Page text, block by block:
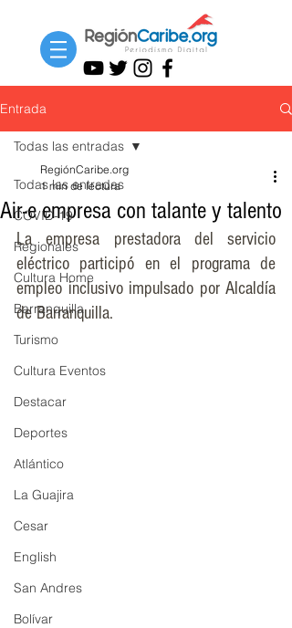
Entrada
Todas las entradas
COVID-19
Regionales
Cultura Home
Barranquilla
Turismo
Cultura Eventos
Destacar
Deportes
Atlántico
La Guajira
Cesar
English
San Andres
Bolívar
Todas las entradas
Air-e empresa con talante y talento
RegiónCaribe.org
1 min de lectura
La empresa prestadora del servicio
eléctrico participó en el programa de
empleo inclusivo impulsado por Alcaldía
de Barranquilla.